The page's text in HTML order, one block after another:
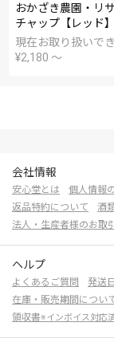
おかざき農園・リ
チャップ【レッド
現在お取り扱いで
¥2,180 〜
会社情報
安心堂とは 個人情報
返品特約について
酒
法人・生産者様のお取
ヘルプ
よくあるご質問 発送
在庫・販売期間につい
領収書※インボイス対応